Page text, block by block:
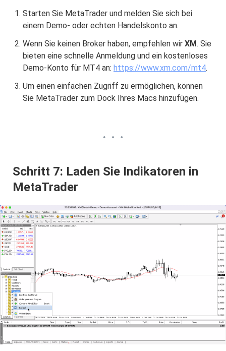
Starten Sie MetaTrader und melden Sie sich bei
einem Demo- oder echten Handelskonto an.
Wenn Sie keinen Broker haben, empfehlen wir XM. Sie
bieten eine schnelle Anmeldung und ein kostenloses
Demo-Konto für MT4 an: https://www.xm.com/mt4.
Um einen einfachen Zugriff zu ermöglichen, können
Sie MetaTrader zum Dock Ihres Macs hinzufügen.
Schritt 7: Laden Sie Indikatoren in
MetaTrader